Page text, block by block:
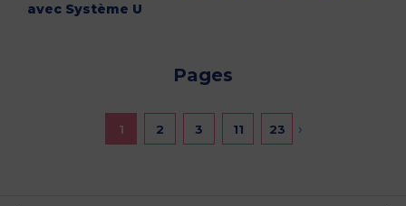
avec Système U
Pages
1 2 3 11 23 ›